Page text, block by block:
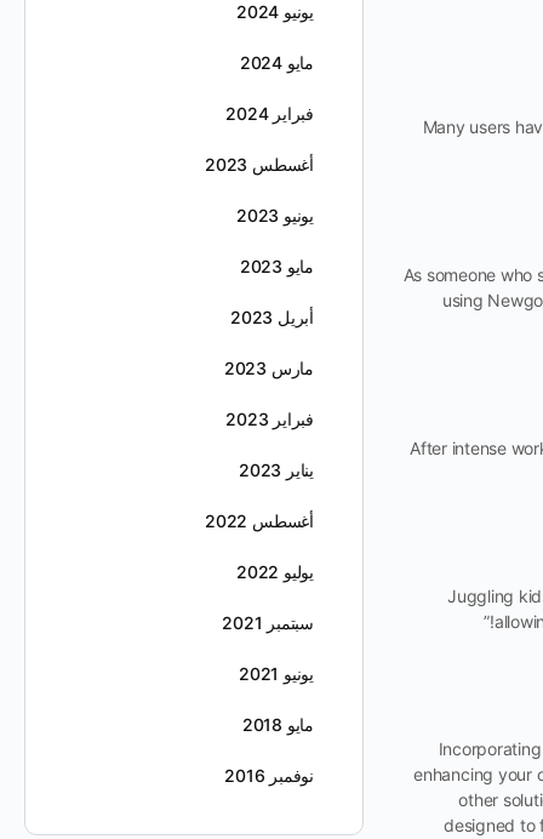
Many users
“As someone
using
“After intense
“Juggling
enhancing your
other
designed to
يونيو 2024
مايو 2024
فبراير 2024
أغسطس 2023
يونيو 2023
مايو 2023
أبريل 2023
مارس 2023
فبراير 2023
يناير 2023
أغسطس 2022
يوليو 2022
سبتمبر 2021
يونيو 2021
مايو 2018
نوفمبر 2016